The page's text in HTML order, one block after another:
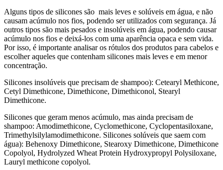
Alguns tipos de silicones são mais leves e solúveis em água, e não
causam acúmulo nos fios, podendo ser utilizados com segurança. Já
outros tipos são mais pesados e insolúveis em água, podendo causar
acúmulo nos fios e deixá-los com uma aparência opaca e sem vida.
Por isso, é importante analisar os rótulos dos produtos para cabelos e
escolher aqueles que contenham silicones mais leves e em menor
concentração.
Silicones insolúveis que precisam de shampoo): Cetearyl Methicone,
Cetyl Dimethicone, Dimethicone, Dimethiconol, Stearyl
Dimethicone.
Silicones que geram menos acúmulo, mas ainda precisam de
shampoo: Amodimethicone, Cyclomethicone, Cyclopentasiloxane,
Trimethylsilylamodimethicone. Silicones solúveis que saem com
água): Behenoxy Dimethicone, Stearoxy Dimethicone, Dimethicone
Copolyol, Hydrolyzed Wheat Protein Hydroxypropyl Polysiloxane,
Lauryl methicone copolyol.